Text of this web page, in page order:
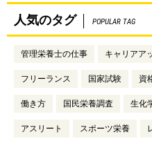
人気のタグ POPULAR TAG
管理栄養士の仕事 キャリアア
フリーランス 国家試験 資
働き方 国民栄養調査 生化
アスリート スポーツ栄養